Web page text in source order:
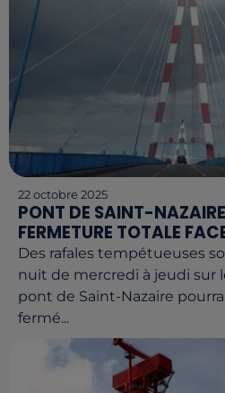
22 octobre 2025
PONT DE SAINT-NAZAIRE
FERMETURE TOTALE
Des rafales tempétueuses
nuit de mercredi à jeudi sur
pont de Saint-Nazaire
fermé...